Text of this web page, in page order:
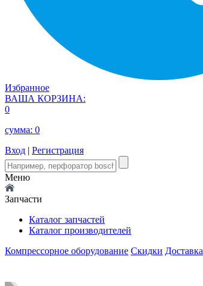
Избранное
ВАША КОРЗИНА:
0
сумма: 0
Вход | Регистрация
Меню
Запчасти
Каталог запчастей
Каталог производителей
Компрессорное оборудование Скидки Доставка